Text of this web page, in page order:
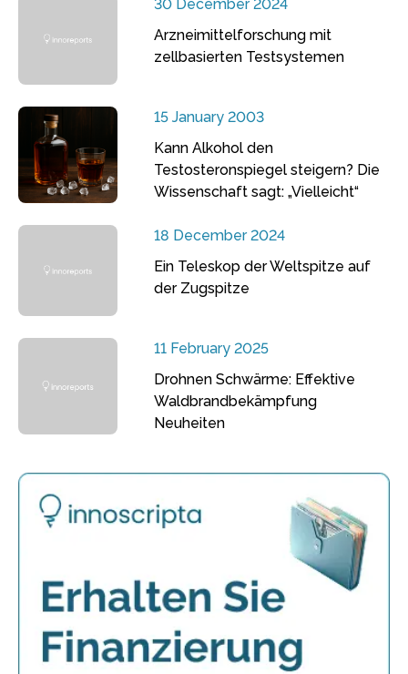
30 December 2024
Arzneimittelforschung mit
zellbasierten Testsystemen
15 January 2003
Kann Alkohol den
Testosteronspiegel steigern? Die
Wissenschaft sagt: „Vielleicht“
18 December 2024
Ein Teleskop der Weltspitze auf
der Zugspitze
11 February 2025
Drohnen Schwärme: Effektive
Waldbrandbekämpfung
Neuheiten